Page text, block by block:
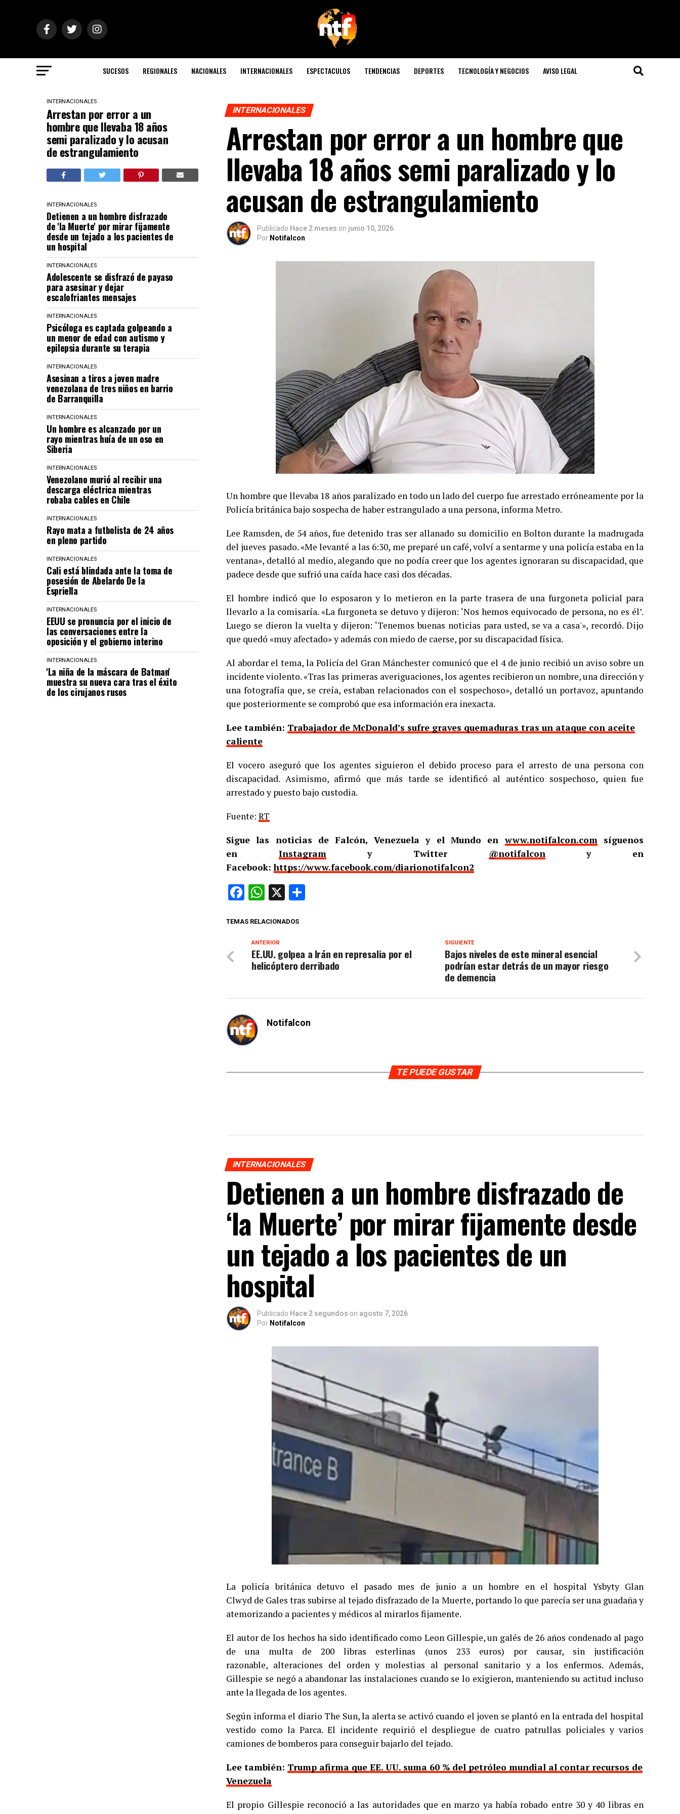
SUCESOS REGIONALES NACIONALES INTERNACIONALES ESPECTACULOS TENDENCIAS DEPORTES TECNOLOGÍA Y NEGOCIOS AVISO LEGAL
INTERNACIONALES
Arrestan por error a un
hombre que llevaba 18 años
semi paralizado y lo acusan
de estrangulamiento
INTERNACIONALES
Detienen a un hombre disfrazado
de 'la Muerte' por mirar fijamente
desde un tejado a los pacientes de
un hospital
INTERNACIONALES
Adolescente se disfrazó de payaso
para asesinar y dejar
escalofriantes mensajes
INTERNACIONALES
Psicóloga es captada golpeando a
un menor de edad con autismo y
epilepsia durante su terapia
INTERNACIONALES
Asesinan a tiros a joven madre
venezolana de tres niños en barrio
de Barranquilla
INTERNACIONALES
Un hombre es alcanzado por un
rayo mientras huía de un oso en
Siberia
INTERNACIONALES
Venezolano murió al recibir una
descarga eléctrica mientras
robaba cables en Chile
INTERNACIONALES
Rayo mata a futbolista de 24 años
en pleno partido
INTERNACIONALES
Cali está blindada ante la toma de
posesión de Abelardo De la
Espriella
INTERNACIONALES
EEUU se pronuncia por el inicio de
las conversaciones entre la
oposición y el gobierno interino
INTERNACIONALES
'La niña de la máscara de Batman'
muestra su nueva cara tras el éxito
de los cirujanos rusos
INTERNACIONALES
Arrestan por error a un hombre que
llevaba 18 años semi paralizado y lo
acusan de estrangulamiento
Publicado Hace 2 meses on junio 10, 2026
Por Notifalcon
Un hombre que llevaba 18 años paralizado en todo un lado del cuerpo fue arrestado erróneamente por la
Policía británica bajo sospecha de haber estrangulado a una persona, informa Metro.
Lee Ramsden, de 54 años, fue detenido tras ser allanado su domicilio en Bolton durante la madrugada
del jueves pasado. «Me levanté a las 6:30, me preparé un café, volví a sentarme y una policía estaba en la
ventana», detalló al medio, alegando que no podía creer que los agentes ignoraran su discapacidad, que
padece desde que sufrió una caída hace casi dos décadas.
El hombre indicó que lo esposaron y lo metieron en la parte trasera de una furgoneta policial para
llevarlo a la comisaría. «La furgoneta se detuvo y dijeron: ‘Nos hemos equivocado de persona, no es él’.
Luego se dieron la vuelta y dijeron: ‘Tenemos buenas noticias para usted, se va a casa'», recordó. Dijo
que quedó «muy afectado» y además con miedo de caerse, por su discapacidad física.
Al abordar el tema, la Policía del Gran Mánchester comunicó que el 4 de junio recibió un aviso sobre un
incidente violento. «Tras las primeras averiguaciones, los agentes recibieron un nombre, una dirección y
una fotografía que, se creía, estaban relacionados con el sospechoso», detalló un portavoz, apuntando
que posteriormente se comprobó que esa información era inexacta.
Lee también: Trabajador de McDonald’s sufre graves quemaduras tras un ataque con aceite
caliente
El vocero aseguró que los agentes siguieron el debido proceso para el arresto de una persona con
discapacidad. Asimismo, afirmó que más tarde se identificó al auténtico sospechoso, quien fue
arrestado y puesto bajo custodia.
Fuente: RT
Sigue las noticias de Falcón, Venezuela y el Mundo enwww.notifalcon.comsíguenos
en Instagramy Twitter @notifalcony en
Facebook:https://www.facebook.com/diarionotifalcon2
Facebook
WhatsApp
X
TEMAS RELACIONADOS
SIGUIENTE
Bajos niveles de este mineral esencial
podrían estar detrás de un mayor riesgo
de demencia
ANTERIOR
EE.UU. golpea a Irán en represalia por el
helicóptero derribado
Notifalcon
TE PUEDE GUSTAR
INTERNACIONALES
Detienen a un hombre disfrazado de
‘la Muerte’ por mirar fijamente desde
un tejado a los pacientes de un
hospital
Publicado Hace 2 segundos on agosto 7, 2026
Por Notifalcon
La policía británica detuvo el pasado mes de junio a un hombre en el hospital Ysbyty Glan
Clwyd de Gales tras subirse al tejado disfrazado de la Muerte, portando lo que parecía ser una guadaña y
atemorizando a pacientes y médicos al mirarlos fijamente.
El autor de los hechos ha sido identificado como Leon Gillespie, un galés de 26 años condenado al pago
de una multa de 200 libras esterlinas (unos 233 euros) por causar, sin justificación
razonable, alteraciones del orden y molestias al personal sanitario y a los enfermos. Además,
Gillespie se negó a abandonar las instalaciones cuando se lo exigieron, manteniendo su actitud incluso
ante la llegada de los agentes.
Según informa el diario The Sun, la alerta se activó cuando el joven se plantó en la entrada del hospital
vestido como la Parca. El incidente requirió el despliegue de cuatro patrullas policiales y varios
camiones de bomberos para conseguir bajarlo del tejado.
Lee también: Trump afirma que EE. UU. suma 60 % del petróleo mundial al contar recursos de
Venezuela
El propio Gillespie reconoció a las autoridades que en marzo ya había robado entre 30 y 40 libras en